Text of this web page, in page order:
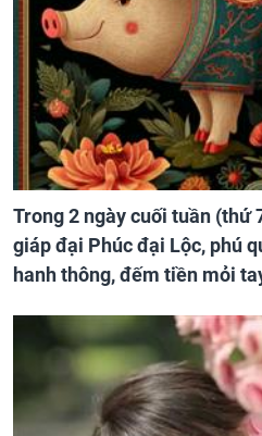
Trong 2 ngày cuối tuần (thứ
giáp đại Phúc đại Lộc, phú
hanh thông, đếm tiền mỏi